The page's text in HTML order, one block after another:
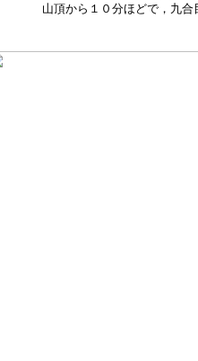
山頂から１０分ほどで，九合